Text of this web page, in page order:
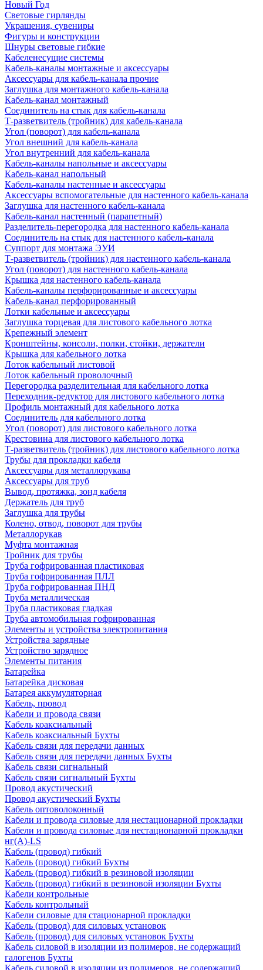
Новый Год
Световые гирлянды
Украшения, сувениры
Фигуры и конструкции
Шнуры световые гибкие
Кабеленесущие системы
Кабель-каналы монтажные и аксессуары
Аксессуары для кабель-канала прочие
Заглушка для монтажного кабель-канала
Кабель-канал монтажный
Соединитель на стык для кабель-канала
Т-разветвитель (тройник) для кабель-канала
Угол (поворот) для кабель-канала
Угол внешний для кабель-канала
Угол внутренний для кабель-канала
Кабель-каналы напольные и аксессуары
Кабель-канал напольный
Кабель-каналы настенные и аксессуары
Аксессуары вспомогательные для настенного кабель-канала
Заглушка для настенного кабель-канала
Кабель-канал настенный (парапетный)
Разделитель-перегородка для настенного кабель-канала
Соединитель на стык для настенного кабель-канала
Суппорт для монтажа ЭУИ
Т-разветвитель (тройник) для настенного кабель-канала
Угол (поворот) для настенного кабель-канала
Крышка для настенного кабель-канала
Кабель-каналы перфорированные и аксессуары
Кабель-канал перфорированный
Лотки кабельные и аксессуары
Заглушка торцевая для листового кабельного лотка
Крепежный элемент
Кронштейны, консоли, полки, стойки, держатели
Крышка для кабельного лотка
Лоток кабельный листовой
Лоток кабельный проволочный
Перегородка разделительная для кабельного лотка
Переходник-редуктор для листового кабельного лотка
Профиль монтажный для кабельного лотка
Соединитель для кабельного лотка
Угол (поворот) для листового кабельного лотка
Крестовина для листового кабельного лотка
Т-разветвитель (тройник) для листового кабельного лотка
Трубы для прокладки кабеля
Аксессуары для металлорукава
Аксессуары для труб
Вывод, протяжка, зонд кабеля
Держатель для труб
Заглушка для трубы
Колено, отвод, поворот для трубы
Металлорукав
Муфта монтажная
Тройник для трубы
Труба гофрированная пластиковая
Труба гофрированная ПЛЛ
Труба гофрированная ПНД
Труба металлическая
Труба пластиковая гладкая
Труба автомобильная гофрированная
Элементы и устройства электропитания
Устройства зарядные
Устройство зарядное
Элементы питания
Батарейка
Батарейка дисковая
Батарея аккумуляторная
Кабель, провод
Кабели и провода связи
Кабель коаксиальный
Кабель коаксиальный Бухты
Кабель связи для передачи данных
Кабель связи для передачи данных Бухты
Кабель связи сигнальный
Кабель связи сигнальный Бухты
Провод акустический
Провод акустический Бухты
Кабель оптоволоконный
Кабели и провода силовые для нестационарной прокладки
Кабели и провода силовые для нестационарной прокладки
нг(А)-LS
Кабель (провод) гибкий
Кабель (провод) гибкий Бухты
Кабель (провод) гибкий в резиновой изоляции
Кабель (провод) гибкий в резиновой изоляции Бухты
Кабели контрольные
Кабель контрольный
Кабели силовые для стационарной прокладки
Кабель (провод) для силовых установок
Кабель (провод) для силовых установок Бухты
Кабель силовой в изоляции из полимеров, не содержащий
галогенов Бухты
Кабель силовой в изоляции из полимеров, не содержащий